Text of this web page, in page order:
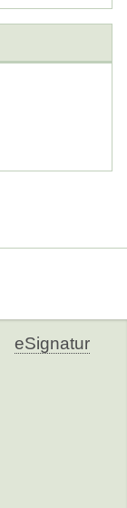
eSignatur